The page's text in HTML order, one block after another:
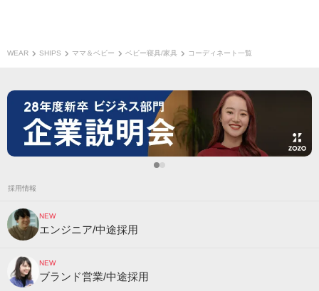
WEAR SHIPS ママ＆ベビー ベビー寝具/家具 コーディネート一覧
採用情報
NEW
エンジニア/中途採用
NEW
ブランド営業/中途採用